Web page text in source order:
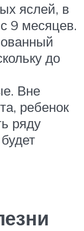
яслей, в
9 месяцев.
до
Вне
ребенок
ряду